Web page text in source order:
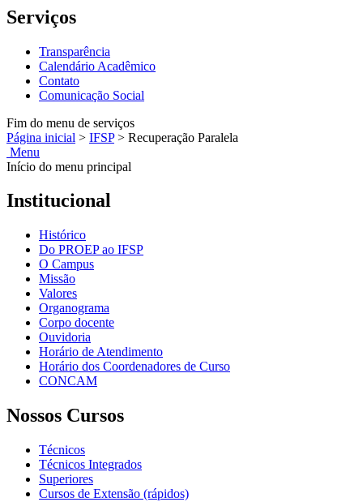
Serviços
Transparência
Calendário Acadêmico
Contato
Comunicação Social
Fim do menu de serviços
Página inicial > IFSP > Recuperação Paralela
Menu
Início do menu principal
Institucional
Histórico
Do PROEP ao IFSP
O Campus
Missão
Valores
Organograma
Corpo docente
Ouvidoria
Horário de Atendimento
Horário dos Coordenadores de Curso
CONCAM
Nossos Cursos
Técnicos
Técnicos Integrados
Superiores
Cursos de Extensão (rápidos)